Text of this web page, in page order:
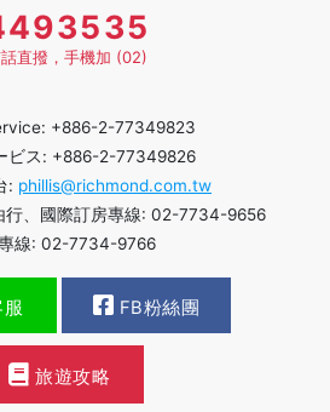
直撥，手機加 (02)
+886-2-77349823
ビス: +886-2-77349826
: phillis@richmond.com.tw
行、國際訂房專線: 02-7734-9656
線: 02-7734-9766
FB粉絲團
旅遊攻略